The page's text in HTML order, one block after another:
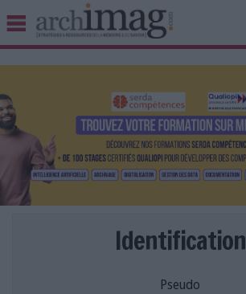
BIBLIOTHÈQUE ÉDITION
UNIVERS DATA
TRAVAIL COLLABORATIF
VIE NUMÉRIQUE
NUMÉRIQUE RESPONSABLE
Identification
Pseudo